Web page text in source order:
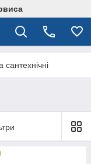
сантехнічні